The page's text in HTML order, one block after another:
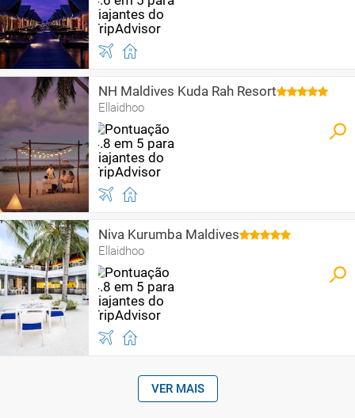
NH Maldives Kuda Rah Resort
Ellaidhoo
Niva Kurumba Maldives
Ellaidhoo
VER MAIS